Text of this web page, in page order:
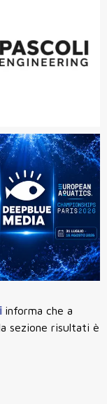
informa che a
sezione risultati è